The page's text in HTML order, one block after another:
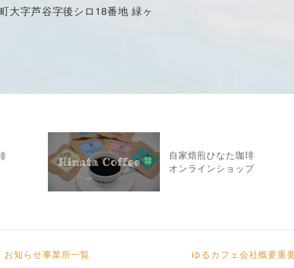
大字芦谷字後シロ18番地 緑ヶ
自家焙煎ひなた珈琲
オンラインショップ
お知らせ事業所一覧
ゆるカフェ会社概要重